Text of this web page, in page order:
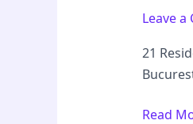
Leave
21
Chirie
–
Read